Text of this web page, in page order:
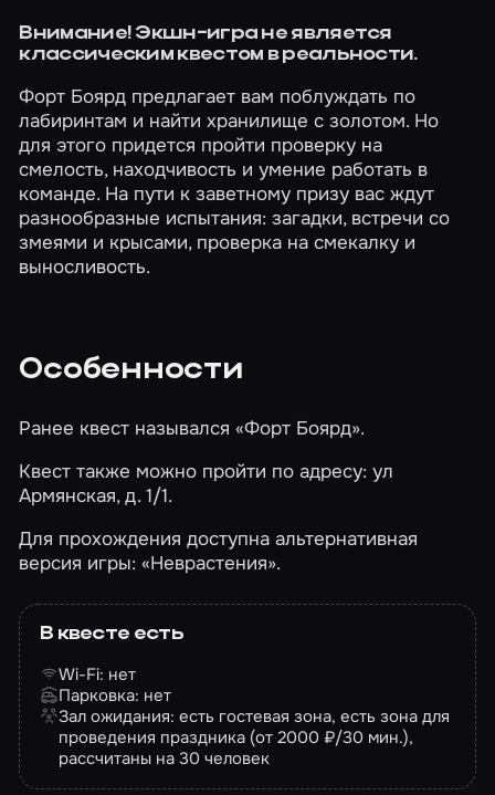
Внимание! Экшн-игра не является
классическим квестом в реальности.
Форт Боярд предлагает вам поблуждать по
лабиринтам и найти хранилище с золотом. Но
для этого придется пройти проверку на
смелость, находчивость и умение работать в
команде. На пути к заветному призу вас ждут
разнообразные испытания: загадки, встречи со
змеями и крысами, проверка на смекалку и
выносливость.
Особенности
Ранее квест назывался «Форт Боярд».
Квест также можно пройти по адресу: ул
Армянская, д. 1/1.
Для прохождения доступна альтернативная
версия игры:«Неврастения».
В квесте есть
Wi-Fi: нет
Парковка: нет
Зал ожидания: есть гостевая зона, есть зона для
проведения праздника (от 2000 ₽/30 мин.),
рассчитаны на 30 человек